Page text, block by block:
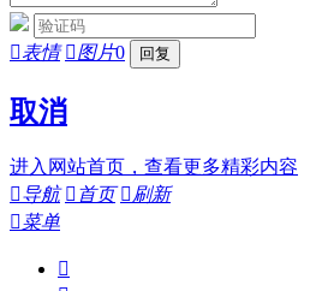
表情 图片0
取消
进入网站首页，查看更多精彩内容
导航  首页 刷新
菜单
